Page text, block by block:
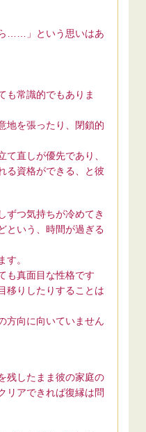
……」という思いはあ
も常識的でもありま
地を張ったり、閉鎖的
直しが優先であり、
る資格ができる、と彼
ずつ気持ちが冷めてき
という、時間が過ぎる
。
も真面目な性格です
移りしたりすることは
方向に向いていません
残したまま彼の家庭の
リアできれば復縁は問